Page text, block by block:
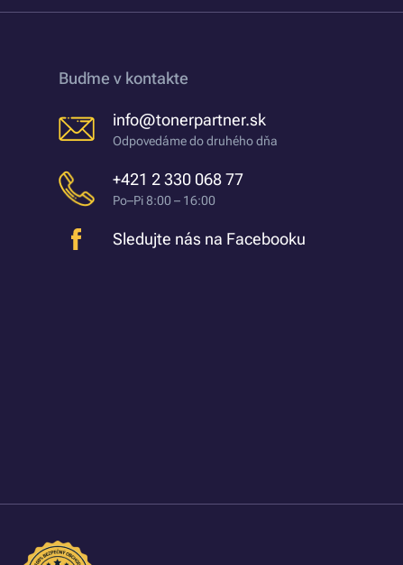
Buďme v kontakte
info@tonerpartner.sk
Odpovedáme do druhého dňa
+421 2 330 068 77
Po–Pi 8:00 – 16:00
Sledujte nás na Facebooku